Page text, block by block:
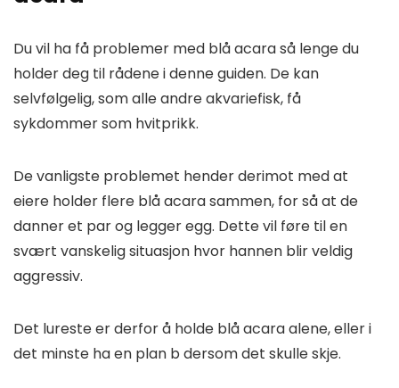
Du vil ha få problemer med blå acara så lenge du
holder deg til rådene i denne guiden. De kan
selvfølgelig, som alle andre akvariefisk, få
sykdommer som hvitprikk.
De vanligste problemet hender derimot med at
eiere holder flere blå acara sammen, for så at de
danner et par og legger egg. Dette vil føre til en
svært vanskelig situasjon hvor hannen blir veldig
aggressiv.
Det lureste er derfor å holde blå acara alene, eller i
det minste ha en plan b dersom det skulle skje.